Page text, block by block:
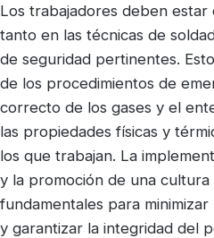
Los trabajadores deben
tanto en las técnicas de
de seguridad pertinentes.
de los procedimientos de
correcto de los gases y el
las propiedades físicas y
los que trabajan. La
y la promoción de una
fundamentales para
y garantizar la integridad del